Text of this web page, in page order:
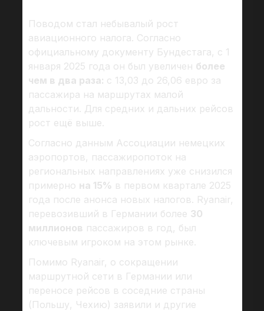
Поводом стал небывалый рост
авиационного налога. Согласно
официальному документу Бундестага, с 1
января 2025 года он был увеличен более
чем в два раза: с 13,03 до 26,06 евро за
пассажира на маршрутах малой
дальности. Для средних и дальних рейсов
рост ещё выше.
Согласно данным Ассоциации немецких
аэропортов, пассажиропоток на
региональных направлениях уже снизился
примерно на 15% в первом квартале 2025
года после анонса новых налогов. Ryanair,
перевозивший в Германии более 30
миллионов пассажиров в год, был
ключевым игроком на этом рынке.
Помимо Ryanair, о сокращении
маршрутной сети в Германии или
переносе рейсов в соседние страны
(Польшу, Чехию) заявили и другие